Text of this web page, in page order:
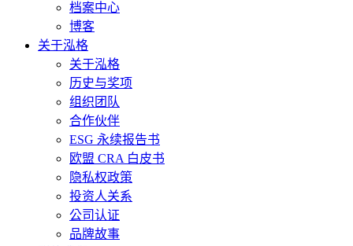
档案中心
博客
关于泓格
关于泓格
历史与奖项
组织团队
合作伙伴
ESG 永续报告书
欧盟 CRA 白皮书
隐私权政策
投资人关系
公司认证
品牌故事